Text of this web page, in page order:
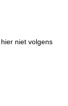
niet volgens